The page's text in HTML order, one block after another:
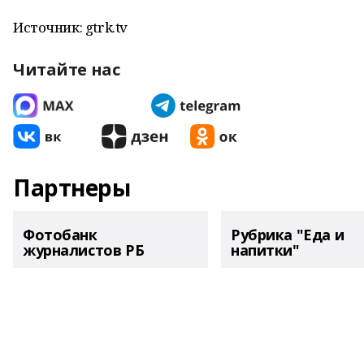
Источник: gtrk.tv
Читайте нас
Партнеры
Фотобанк
журналистов РБ
Рубрика "Еда и
напитки"